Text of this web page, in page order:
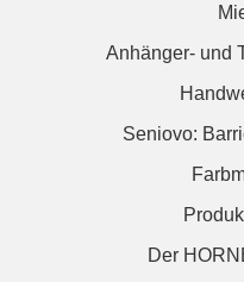
Anhänger- und
Seniovo:
Der